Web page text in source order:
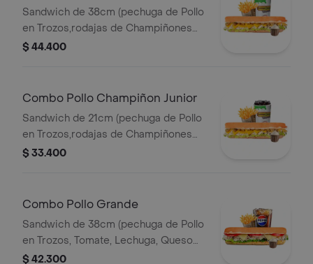
Sandwich de 38cm (pechuga de Pollo
en Trozos,rodajas de Champiñones
Salteados,lechuga,queso Amarillo y
$ 44.400
Combo Pollo Champiñon Junior
Sandwich de 21cm (pechuga de Pollo
en Trozos,rodajas de Champiñones
Salteados,lechuga,queso Amarillo y
$ 33.400
Combo Pollo Grande
Sandwich de 38cm (pechuga de Pollo
en Trozos, Tomate, Lechuga, Queso
Mozzarella y Mayonesa) Papa
$ 42.300